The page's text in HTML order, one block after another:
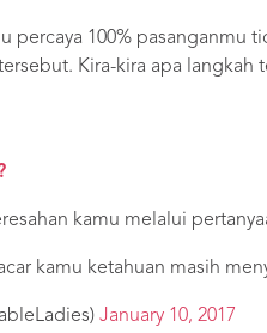
100% pasanganmu
Kira-kira apa langkah
kamu melalui
kamu ketahuan masih
January 10, 2017